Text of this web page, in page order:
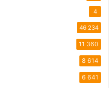
4
46 234
11 360
8 614
6 641